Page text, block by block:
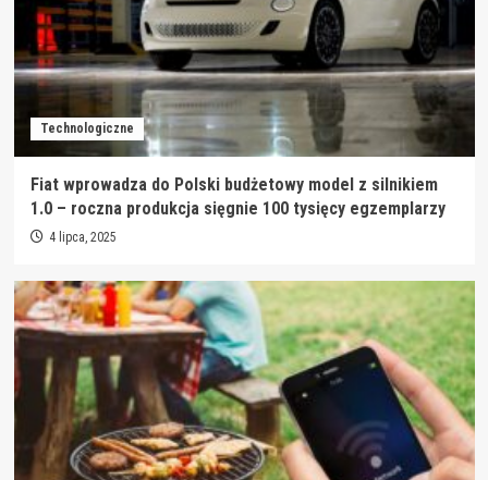
Technologiczne
Fiat wprowadza do Polski budżetowy model z silnikiem
1.0 – roczna produkcja sięgnie 100 tysięcy egzemplarzy
4 lipca, 2025